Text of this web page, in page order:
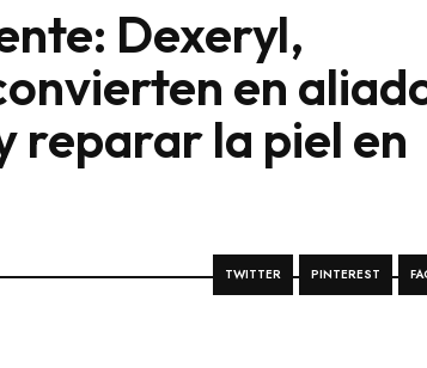
Dexeryl,
en
reparar la piel en
TWITTER PINTEREST